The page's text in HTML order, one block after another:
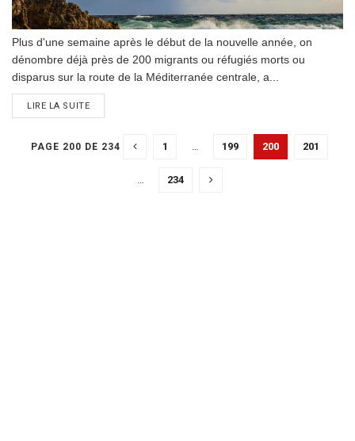
Plus d'une semaine après le début de la nouvelle année, on
dénombre déjà près de 200 migrants ou réfugiés morts ou
disparus sur la route de la Méditerranée centrale, a...
LIRE LA SUITEDETAILS
PAGE 200 DE 234 1 … 199 200 201
… 234